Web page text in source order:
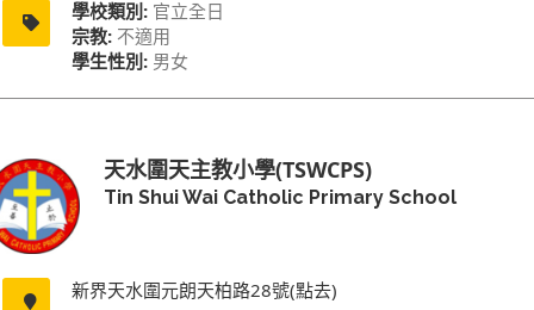
學校類別: 官立全日
宗教: 不適用
學生性別: 男女
天水圍天主教小學(TSWCPS)
Tin Shui Wai Catholic Primary School
新界天水圍元朗天柏路28號(點去)